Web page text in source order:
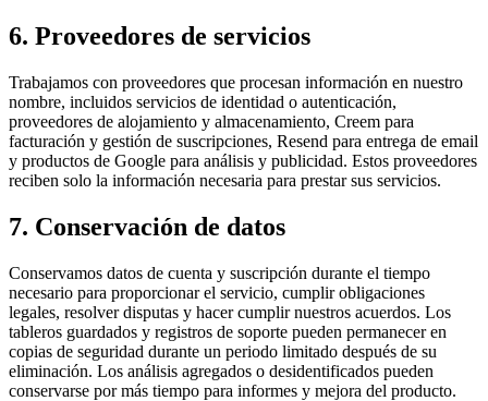
6. Proveedores de servicios
Trabajamos con proveedores que procesan información en nuestro
nombre, incluidos servicios de identidad o autenticación,
proveedores de alojamiento y almacenamiento, Creem para
facturación y gestión de suscripciones, Resend para entrega de email
y productos de Google para análisis y publicidad. Estos proveedores
reciben solo la información necesaria para prestar sus servicios.
7. Conservación de datos
Conservamos datos de cuenta y suscripción durante el tiempo
necesario para proporcionar el servicio, cumplir obligaciones
legales, resolver disputas y hacer cumplir nuestros acuerdos. Los
tableros guardados y registros de soporte pueden permanecer en
copias de seguridad durante un periodo limitado después de su
eliminación. Los análisis agregados o desidentificados pueden
conservarse por más tiempo para informes y mejora del producto.